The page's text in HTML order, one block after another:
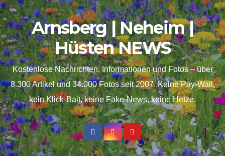
springen
Skip
to
content
Arnsberg | Neheim |
Hüsten NEWS
Kostenlose Nachrichten, Informationen und Fotos – über
8.300 Artikel und 34.000 Fotos seit 2007. Keine Pay-Wall,
kein Klick-Bait, keine Fake-News, keine Hetze.